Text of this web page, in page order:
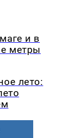
и в
метры
лето: